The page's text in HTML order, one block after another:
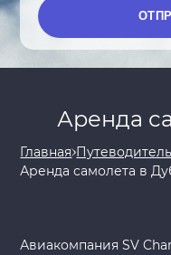
Аренда
Главная
Аренда самолета в
Авиакомпания SV